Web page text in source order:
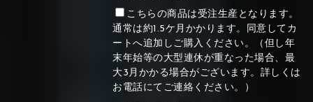
こちらの商品は受注生産となります。
通常は約1.5ケ月かかります。同意してカ
ートへ追加しご購入ください。（但し年
末年始等の大型連休が重なった場合、最
大3月かかる場合がございます。詳しくは
お電話にてご連絡ください。）